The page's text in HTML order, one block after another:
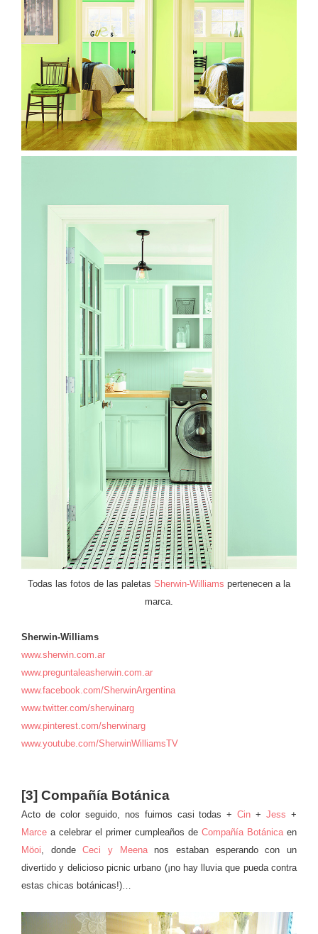
Todas las fotos de las paletas Sherwin-Williams pertenecen a la
marca.
Sherwin-Williams
www.sherwin.com.ar
www.preguntaleasherwin.com.ar
www.facebook.com/SherwinArgentina
www.twitter.com/sherwinarg
www.pinterest.com/sherwinarg
www.youtube.com/SherwinWilliamsTV
[3] Compañía Botánica
Acto de color seguido, nos fuimos casi todas +Cin +Jess +
Marce a celebrar el primer cumpleaños de Compañía Botánicaen
Möoi, dondeCeci y Meenanos estaban esperando con un
divertido y delicioso picnic urbano (¡no hay lluvia que pueda contra
estas chicas botánicas!)…